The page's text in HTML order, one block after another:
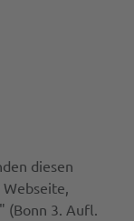
diesen
" (Bonn 3. Aufl.